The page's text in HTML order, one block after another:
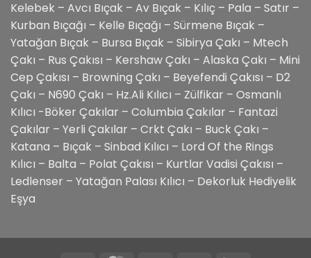
Kelebek – Avcı Bıçak – Av Bıçak – Kılıç – Pala – Satır –
Kurban Bıçağı – Kelle Bıçağı – Sürmene Bıçak –
Yatağan Bıçak – Bursa Bıçak – Sibirya Çakı – Mtech
Çakı – Rus Çakısı – Kershaw Çakı – Alaska Çakı – Mini
Cep Çakısı – Browning Çakı – Beyefendi Çakısı – D2
Çakı – N690 Çakı – Hz.Ali Kılıcı – Zülfikar – Osmanlı
Kılıcı -Böker Çakılar – Columbia Çakılar – Fantazi
Çakılar – Yerli Çakılar – Crkt Çakı – Buck Çakı –
Katana – Bıçak – Sinbad Kılıcı – Lord Of the Rings
Kılıcı – Balta – Polat Çakısı – Kurtlar Vadisi Çakısı –
Ledlenser – Yatağan Palası Kılıcı – Dekorluk Hediyelik
Eşya